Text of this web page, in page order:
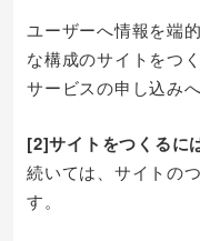
ユーザーへ情報を端
な構成のサイトをつ
サービスの申し込み
[2]サイトをつくるに
続いては、サイトの
す。